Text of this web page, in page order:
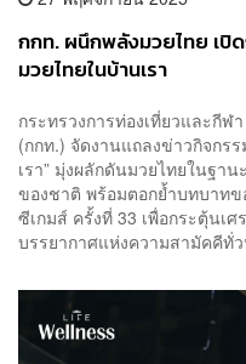
กกท. ผนึกพลังมวยไทย เปิ
มวยไทยในบ้านเรา
กระทรวงการท่องเที่ยวและกีฬ
(กกท.) จัดงานแถลงข่าวกิจกร
เรา” มุ่งผลักดันมวยไทยในฐ
ของชาติ พร้อมตอกย้ำบทบาทข
ซีเกมส์ ครั้งที่ 33 เพื่อกระตุ้นเ
บรรยากาศแห่งความสามัคคีทั่